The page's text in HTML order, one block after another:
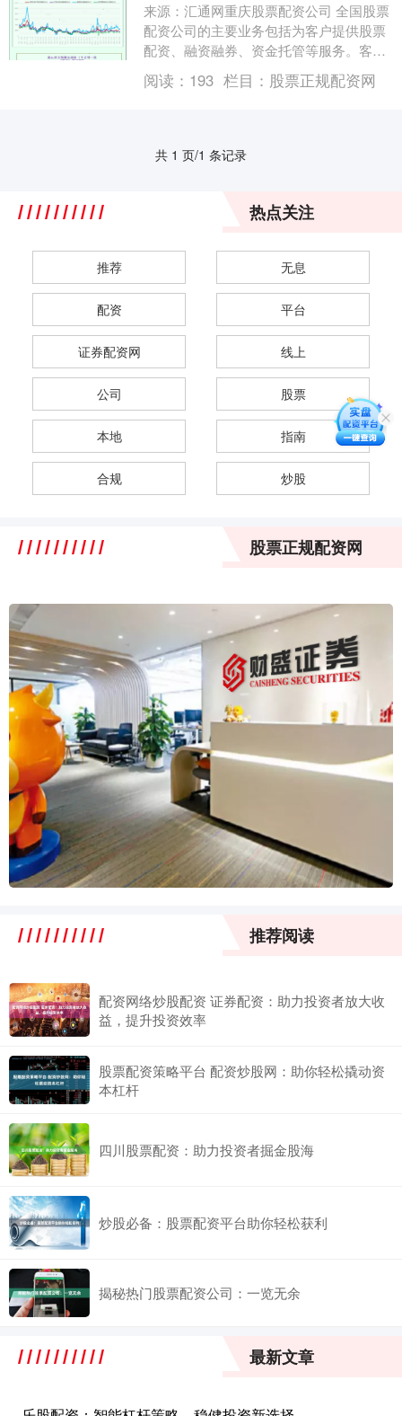
来源：汇通网重庆股票配资公司 全国股票
配资公司的主要业务包括为客户提供股票
配资、融资融券、资金托管等服务。客户
可以通过向这些公司申请配资，借用一定
的资金进行股票....
阅读： 193 栏目： 股票正规配资网
共 1 页/1 条记录
热点关注
推荐 无息
配资 平台
证券配资网 线上
公司 股票
本地 指南
合规 炒股
股票正规配资网
推荐阅读
配资网络炒股配资 证券配资：助力投资者放大收
益，提升投资效率
股票配资策略平台 配资炒股网：助你轻松撬动资
本杠杆
四川股票配资：助力投资者掘金股海
炒股必备：股票配资平台助你轻松获利
揭秘热门股票配资公司：一览无余
最新文章